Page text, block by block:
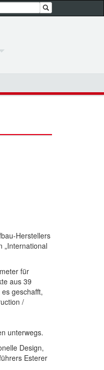
Herstellers
„International
für
aus 39
geschafft,
/
unterwegs.
Design,
Esterer